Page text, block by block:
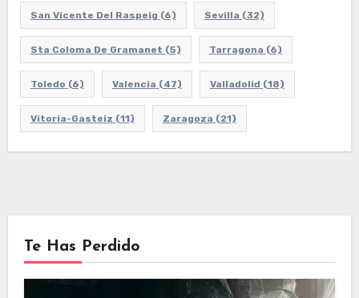
San Vicente Del Raspeig (6) Sevilla (32)
Sta Coloma De Gramanet (5) Tarragona (6)
Toledo (6) Valencia (47) Valladolid (18)
Vitoria-Gasteiz (11) Zaragoza (21)
Te Has Perdido